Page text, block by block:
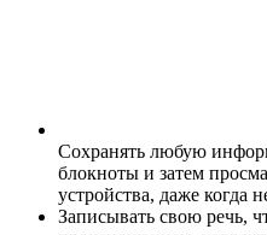
Сохранять любую
блокноты и затем
устройства, даже когда
Записывать свою речь,